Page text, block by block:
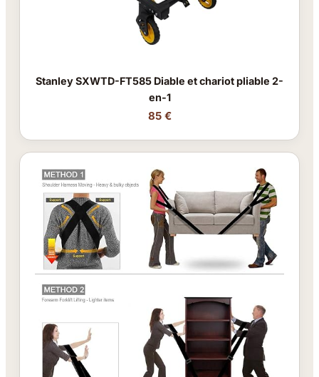
Stanley SXWTD-FT585 Diable et chariot pliable 2-
en-1
85 €